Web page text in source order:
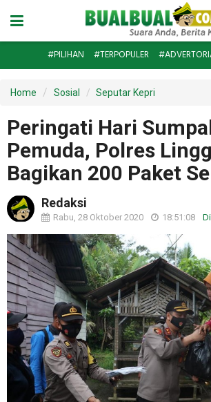
#PILIHAN #TERPOPULER
Home Sosial Seputar Kepri
Peringati Hari
Pemuda, Polres
Bagikan 200 Paket
Redaksi
Rabu, 28 Oktober 2020 18:51:08